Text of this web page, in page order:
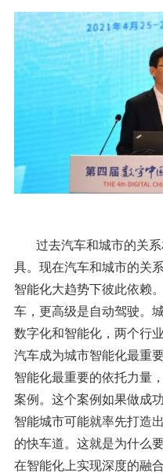
过去汽车和城市的关
具。现在汽车和城市的关
智能化大趋势下彼此依赖
车，更高级是自动驾驶。
数字化和智能化，两个行
汽车成为城市智能化最重
智能化最重要的依托力量
案例。这个案例如果做成
智能城市可能就率先打造
的快车道。这就是为什么
在智能化上实现深度的融